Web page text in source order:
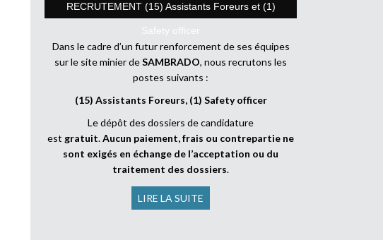
RECRUTEMENT (15) Assistants Foreurs et (1)
Safety officer
Dans le cadre d’un futur renforcement de ses équipes
sur le site minier deSAMBRADO, nous recrutons les
postes suivants :
(15) Assistants Foreurs, (1) Safety officer
Le dépôt des dossiers de candidature
est gratuit.Aucun paiement, frais ou contrepartie ne
sont exigés en échange de l’acceptation ou du
traitement des dossiers.
LIRE LA SUITE